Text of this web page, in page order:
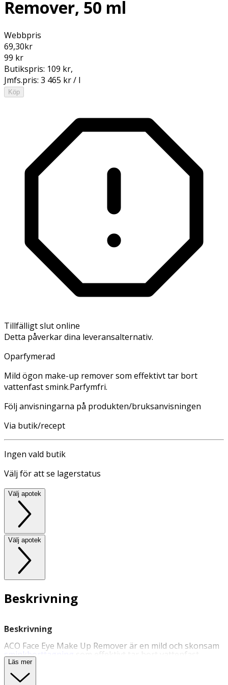
Remover, 50 ml
Webbpris
69,30kr
99 kr
Butikspris: 109 kr,
Jmfs.pris: 3 465 kr / l
Köp
Tillfälligt slut online
Detta påverkar dina leveransalternativ.
Oparfymerad
Mild ögon make-up remover som effektivt tar bort
vattenfast smink.Parfymfri.
Följ anvisningarna på produkten/bruksanvisningen
Via butik/recept
Ingen vald butik
Välj för att se lagerstatus
Välj apotek
Välj apotek
Beskrivning
Beskrivning
ACO Face Eye Make Up Remover är en mild och skonsam
sminkborttagning som effektivt tar bort vattenfast
smink. Oparfymerad. Följ anvisningarna på
produkten/bruksanvisningen.
Läs mer